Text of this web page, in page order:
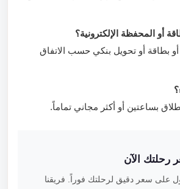
أو المحفظة الإلكترونية؟
بطاقة أو تحويل بنكي حسب الاتفاق
بساعتين أو أكثر مجاني تماماً.
الآن
على سعر دقيق لرحلتك فوراً. فريقنا